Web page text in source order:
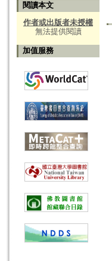
閱讀本文
作者或出版者未授權
無法提供閱讀
加值服務